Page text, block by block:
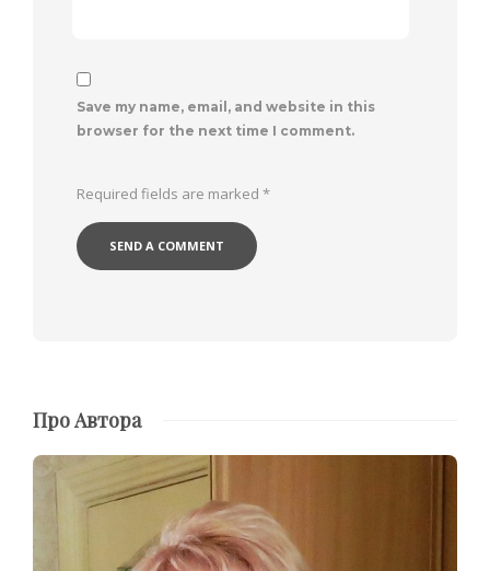
Save my name, email, and website in this
browser for the next time I comment.
Required fields are marked *
Про Автора